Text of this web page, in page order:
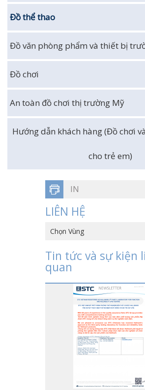
Đồ thể thao
Đồ văn phòng phẩm và thiết bị
Đồ chơi
An toàn đồ chơi thị trường Mỹ
Hướng dẫn khách hàng (Đồ chơi
cho trẻ em)
IN
LIÊN HỆ
Chọn Vùng
HỒNG KÔNG, TRUNG QUỐC
TRUNG QUỐC
VIỆT NAM
NHẬT BẢN
Tin tức và sự kiện
quan